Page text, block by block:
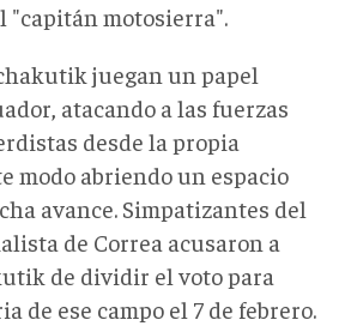
"capitán motosierra".
juegan un papel
atacando a las fuerzas
desde la propia
modo abriendo un espacio
avance. Simpatizantes del
de Correa acusaron a
de dividir el voto para
de ese campo el 7 de febrero.